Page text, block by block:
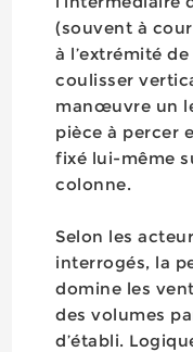
(souvent à
à l’extrémité
coulisser
manœuvre un
pièce à percer
fixé lui-même
colonne.
Selon les
interrogés, la
domine les
des volumes
d’établi.